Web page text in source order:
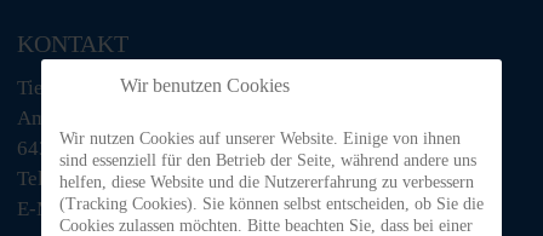
KONTAKT
Tiere in Not Odenwald e.V.
Am Morsberg 1
64385 Reichelsheim
Telefon: 06063 / 939 848
E-Mail: tino@tiere-in-not-odenwald.de
Wir benutzen Cookies
Wir nutzen Cookies auf unserer Website. Einige von ihnen
sind essenziell für den Betrieb der Seite, während andere uns
helfen, diese Website und die Nutzererfahrung zu verbessern
(Tracking Cookies). Sie können selbst entscheiden, ob Sie die
Cookies zulassen möchten. Bitte beachten Sie, dass bei einer